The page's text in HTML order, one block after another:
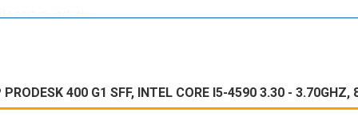
400 G1 SFF, INTEL CORE I5-4590 3.30 - 3.70GHZ,